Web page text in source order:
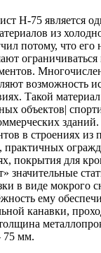
Н-75 является
из
потому, что его
возможность
Такой
объектов|
в строениях из
практичных
покрытия для
значительные
в виде мокрого
ему
канавки,
75 мм.